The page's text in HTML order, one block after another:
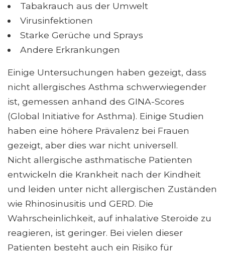
Tabakrauch aus der Umwelt
Virusinfektionen
Starke Gerüche und Sprays
Andere Erkrankungen
Einige Untersuchungen haben gezeigt, dass
nicht allergisches Asthma schwerwiegender
ist, gemessen anhand des GINA-Scores
(Global Initiative for Asthma). Einige Studien
haben eine höhere Prävalenz bei Frauen
gezeigt, aber dies war nicht universell.
Nicht allergische asthmatische Patienten
entwickeln die Krankheit nach der Kindheit
und leiden unter nicht allergischen Zuständen
wie Rhinosinusitis und GERD. Die
Wahrscheinlichkeit, auf inhalative Steroide zu
reagieren, ist geringer. Bei vielen dieser
Patienten besteht auch ein Risiko für